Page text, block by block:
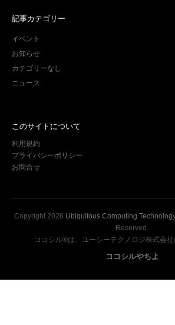
記事カテゴリー
イベント
お知らせ
カテゴリーなし
ニュース
このサイトについて
利用規約
プライバシーポリシー
お問合せ
Copyright 2026 Ubiquitous Computing
Reserved.
ココシル®は、ユーシーテクノロジ株式会社
ココシルやちよ